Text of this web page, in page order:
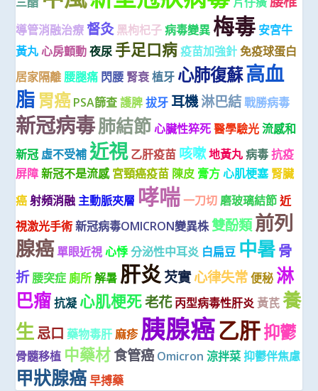
導管消融治療 督灸 黑枸杞子 病毒變異 梅毒 安宮牛
黃丸 心房顫動 夜尿 手足口病 疫苗加強針 免疫球蛋白
居家隔離 腰腿痛 閃腰 腎衰植牙 心肺復蘇高血
脂 胃癌 PSA篩查 護脾 拔牙 耳機淋巴結 戰勝病毒
新冠病毒肺結節 心臟性猝死 醫學驗光 流感和
新冠 虛不受補 近視 乙肝疫苗 咳嗽地黃丸 病毒 抗疫
屏障 新冠不是流感 宮頸癌疫苗 陳皮 膏方 心肌梗塞 腎臟
癌 射頻消融 主動脈夾層 哮喘 一刀切 磨玻璃結節 近
視激光手術 新冠病毒OMICRON變異株雙酚類前列
腺癌 單眼近視 心悸 分泌性中耳炎 白扁豆 中暑骨
折腰突症 廁所 解暑 肝炎芡實心律失常 便秘 淋
巴瘤 抗凝 心肌梗死老花 丙型病毒性肝炎 黃芪 養
生忌口 藥物毒肝 麻疹 胰腺癌乙肝抑鬱
骨髓移植 中藥材食管癌 Omicron 涼拌菜 抑鬱伴焦慮
甲狀腺癌 早搏藥